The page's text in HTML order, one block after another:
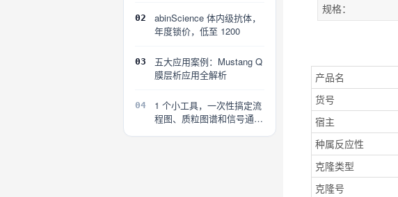
02
abinScience 体内级抗体，
年度锁价，低至 1200
03
五大应用案例：Mustang Q
膜层析应用全解析
04
1 个小工具，一次性搞定流
程图、质粒图谱和信号通路
规格：
产品名
货号
宿主
种属反应性
克隆类型
克隆号